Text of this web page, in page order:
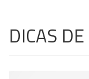
DICAS DE